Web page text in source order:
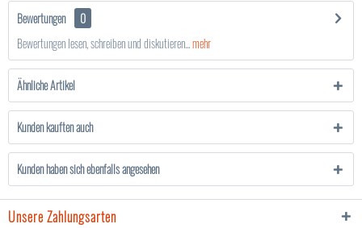
Bewertungen
0
Bewertungen lesen, schreiben und diskutieren...mehr
Ähnliche Artikel
Kunden kauften auch
Kunden haben sich ebenfalls angesehen
Unsere Zahlungsarten